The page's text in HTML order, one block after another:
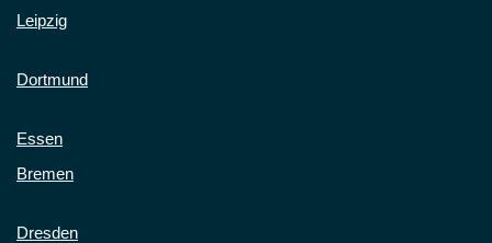
Leipzig
Dortmund
Essen
Bremen
Dresden